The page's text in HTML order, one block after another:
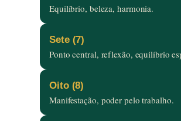
Equilíbrio, beleza, harmonia.
Sete (7)
Ponto central, reflexão, equilíbrio
Oito (8)
Manifestação, poder pelo trabalho.